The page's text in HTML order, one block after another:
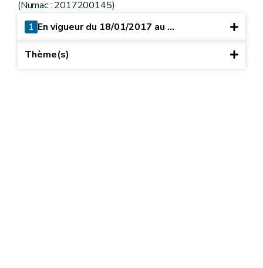
(Numac : 2017200145)
1 En vigueur du 18/01/2017 au ...
Thème(s)